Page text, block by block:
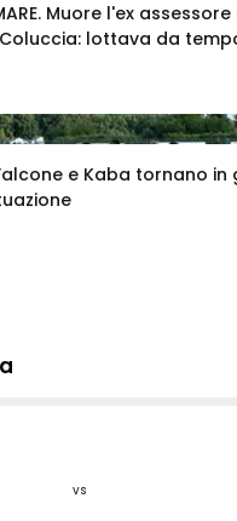
Muore l'ex
lottava da
Falcone e Kaba tornano
vs